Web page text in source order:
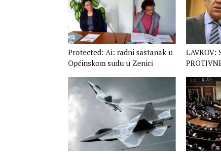
Protected: Ai: radni sastanak u
Općinskom sudu u Zenici
LAVROV: